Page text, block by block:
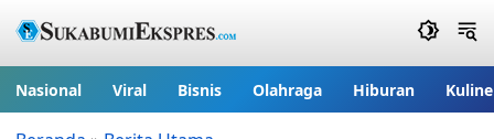
Nasional Viral Bisnis Olahraga Hiburan